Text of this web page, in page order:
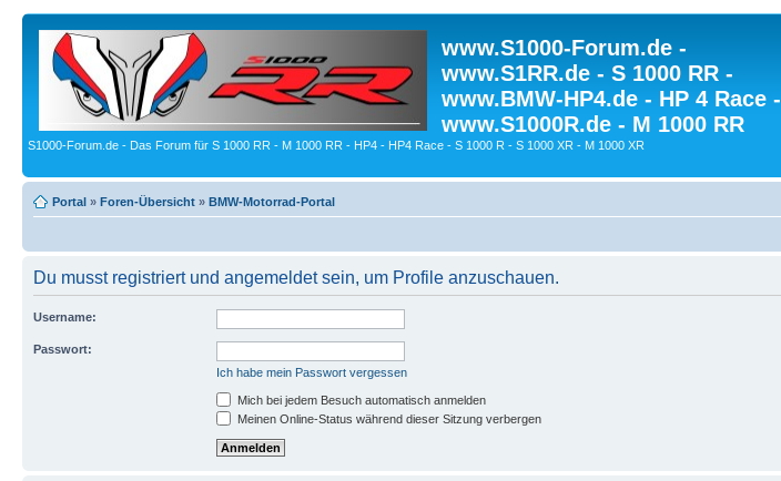
www.S1000-Forum.de -
www.S1RR.de - S 1000 RR -
www.BMW-HP4.de - HP 4 Race -
www.S1000R.de - M 1000 RR
S1000-Forum.de - Das Forum für S 1000 RR - M 1000 RR - HP4 - HP4 Race - S 1000 R - S 1000 XR - M 1000 XR
Portal » Foren-Übersicht » BMW-Motorrad-Portal
Du musst registriert und angemeldet sein, um Profile anzuschauen.
Username:
Passwort:
Ich habe mein Passwort vergessen
Mich bei jedem Besuch automatisch anmelden
Meinen Online-Status während dieser Sitzung verbergen